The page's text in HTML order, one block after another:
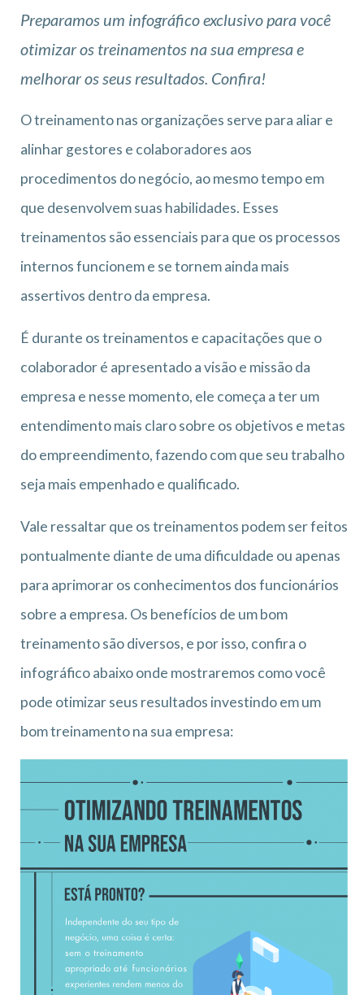
Preparamos um infográfico exclusivo para você
otimizar os treinamentos na sua empresa e
melhorar os seus resultados. Confira!
O treinamento nas organizações serve para aliar e
alinhar gestores e colaboradores aos
procedimentos do negócio, ao mesmo tempo em
que desenvolvem suas habilidades. Esses
treinamentos são essenciais para que os processos
internos funcionem e se tornem ainda mais
assertivos dentro da empresa.
É durante os treinamentos e capacitações que o
colaborador é apresentado a visão e missão da
empresa e nesse momento, ele começa a ter um
entendimento mais claro sobre os objetivos e metas
do empreendimento, fazendo com que seu trabalho
seja mais empenhado e qualificado.
Vale ressaltar que os treinamentos podem ser feitos
pontualmente diante de uma dificuldade ou apenas
para aprimorar os conhecimentos dos funcionários
sobre a empresa. Os benefícios de um bom
treinamento são diversos, e por isso, confira o
infográfico abaixo onde mostraremos como você
pode otimizar seus resultados investindo em um
bom treinamento na sua empresa: